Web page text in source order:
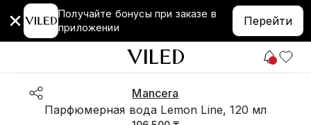
Получайте бонусы при заказе в
приложении
Перейти
Mancera
Парфюмерная вода Lemon Line, 120 мл